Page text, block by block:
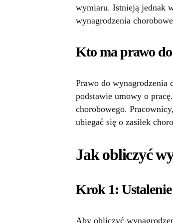
wymiaru. Istnieją jednak
wynagrodzenia
Kto ma prawo
Prawo do wynagrodzenia
podstawie umowy o
chorobowego.
ubiegać się o zasiłek
Jak obliczyć
Krok 1:
Aby obliczyć